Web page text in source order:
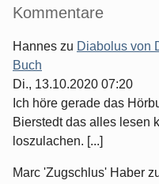
Seitenleiste
Kommentare
Hannes zu Diabolus von
Buch
Di., 13.10.2020 07:20
Ich höre gerade das
Bierstedt das alles lesen
loszulachen. [...]
Marc 'Zugschlus' Haber